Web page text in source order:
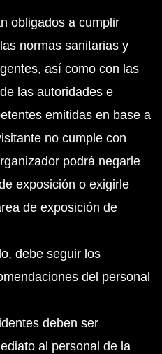
obligados a cumplir
normas sanitarias y
así como con las
las autoridades e
emitidas en base a
no cumple con
podrá negarle
exposición o exigirle
de exposición de
debe seguir los
del personal
deben ser
al personal de la